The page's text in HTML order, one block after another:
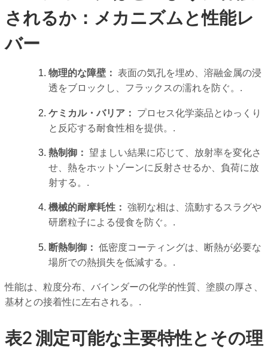
されるか：メカニズムと性能レ
バー
物理的な障壁： 表面の気孔を埋め、溶融金属の浸
透をブロックし、フラックスの濡れを防ぐ。.
ケミカル・バリア：
プロセス化学薬品とゆっくり
と反応する耐食性相を提供。.
熱制御： 望ましい結果に応じて、放射率を変化さ
せ、熱をホットゾーンに反射させるか、負荷に放
射する。.
機械的耐摩耗性： 強靭な相は、流動するスラグや
研磨粒子による侵食を防ぐ。.
断熱制御： 低密度コーティングは、断熱が必要な
場所での熱損失を低減する。.
性能は、粒度分布、バインダーの化学的性質、塗膜の厚さ、
基材との接着性に左右される。.
表2 測定可能な主要特性とその理